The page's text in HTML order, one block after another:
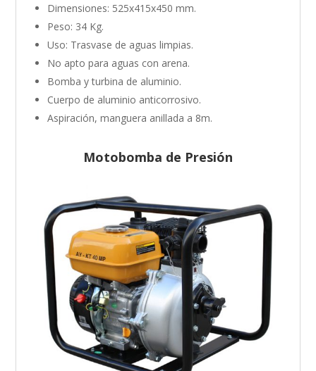
Dimensiones: 525x415x450 mm.
Peso: 34 Kg.
Uso: Trasvase de aguas limpias.
No apto para aguas con arena.
Bomba y turbina de aluminio.
Cuerpo de aluminio anticorrosivo.
Aspiración, manguera anillada a 8m.
Motobomba de Presión